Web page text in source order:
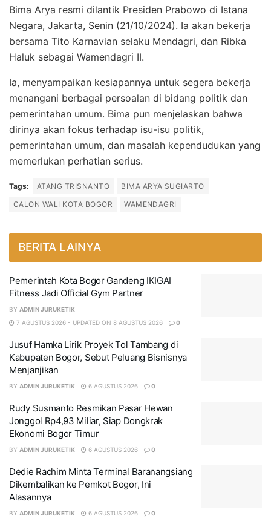
Bima Arya resmi dilantik Presiden Prabowo di Istana
Negara, Jakarta, Senin (21/10/2024). Ia akan bekerja
bersama Tito Karnavian selaku Mendagri, dan Ribka
Haluk sebagai Wamendagri II.
Ia, menyampaikan kesiapannya untuk segera bekerja
menangani berbagai persoalan di bidang politik dan
pemerintahan umum. Bima pun menjelaskan bahwa
dirinya akan fokus terhadap isu-isu politik,
pemerintahan umum, dan masalah kependudukan yang
memerlukan perhatian serius.
Tags: ATANG TRISNANTO
BIMA ARYA SUGIARTO
CALON WALI KOTA BOGOR
WAMENDAGRI
BERITA LAINYA
Pemerintah Kota Bogor Gandeng IKIGAI
Fitness Jadi Official Gym Partner
BY ADMIN JURUKETIK
7 AGUSTUS 2026 - UPDATED ON 8 AGUSTUS 2026
0
Jusuf Hamka Lirik Proyek Tol Tambang di
Kabupaten Bogor, Sebut Peluang Bisnisnya
Menjanjikan
BY ADMIN JURUKETIK 6 AGUSTUS 2026 0
Rudy Susmanto Resmikan Pasar Hewan
Jonggol Rp4,93 Miliar, Siap Dongkrak
Ekonomi Bogor Timur
BY ADMIN JURUKETIK 6 AGUSTUS 2026 0
Dedie Rachim Minta Terminal Baranangsiang
Dikembalikan ke Pemkot Bogor, Ini
Alasannya
BY ADMIN JURUKETIK 6 AGUSTUS 2026 0